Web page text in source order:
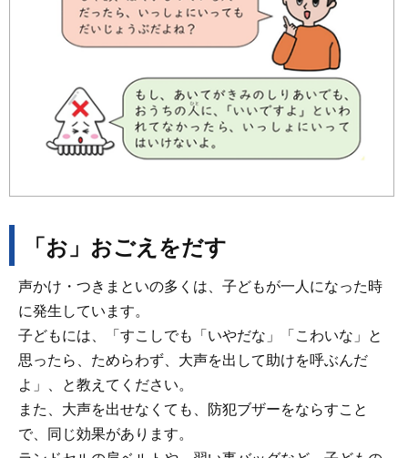
「お」おごえをだす
声かけ・つきまといの多くは、子どもが一人になった時
に発生しています。
子どもには、「すこしでも「いやだな」「こわいな」と
思ったら、ためらわず、大声を出して助けを呼ぶんだ
よ」、と教えてください。
また、大声を出せなくても、防犯ブザーをならすこと
で、同じ効果があります。